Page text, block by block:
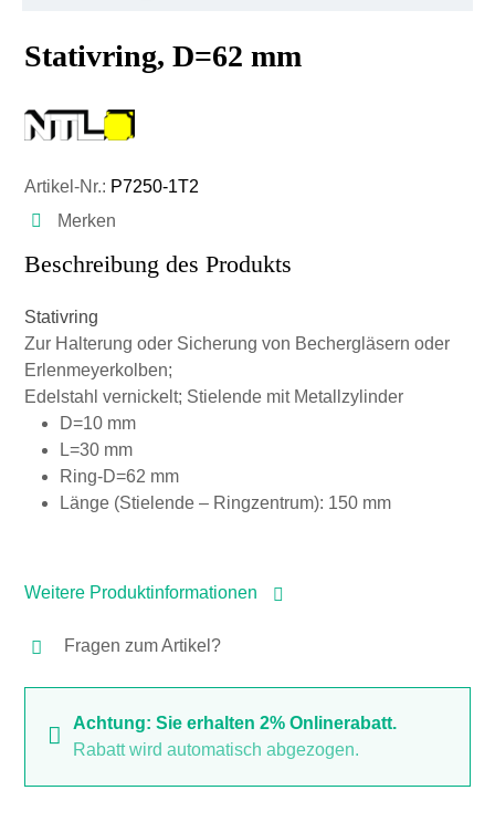
Stativring, D=62 mm
Artikel-Nr.: P7250-1T2
Merken
Beschreibung des Produkts
Stativring
Zur Halterung oder Sicherung von Bechergläsern oder
Erlenmeyerkolben;
Edelstahl vernickelt; Stielende mit Metallzylinder
D=10 mm
L=30 mm
Ring-D=62 mm
Länge (Stielende – Ringzentrum): 150 mm
Weitere Produktinformationen
Fragen zum Artikel?
Achtung: Sie erhalten 2% Onlinerabatt.
Rabatt wird automatisch abgezogen.